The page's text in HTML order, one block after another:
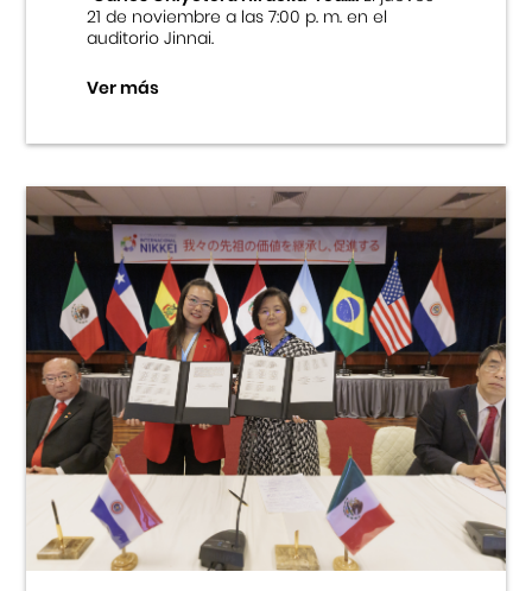
21 de noviembre a las 7:00 p. m. en el
auditorio Jinnai.
Ver más